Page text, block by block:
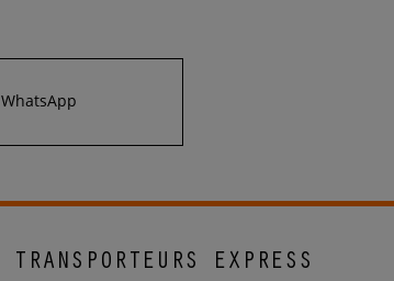
WhatsApp
TRANSPORTEURS EXPRESS